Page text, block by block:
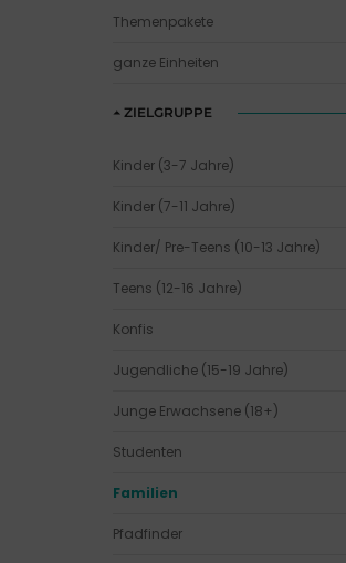
Themenpakete
ganze Einheiten
ZIELGRUPPE
Kinder (3-7 Jahre)
Kinder (7-11 Jahre)
Kinder/ Pre-Teens (10-13 Jahre)
Teens (12-16 Jahre)
Konfis
Jugendliche (15-19 Jahre)
Junge Erwachsene (18+)
Studenten
Familien
Pfadfinder